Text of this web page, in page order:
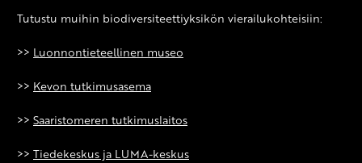
Tutustu muihin biodiversiteettiyksikön vierailukohteisiin:
>> Luonnontieteellinen museo
>> Kevon tutkimusasema
>> Saaristomeren tutkimuslaitos
>> Tiedekeskus ja LUMA-keskus